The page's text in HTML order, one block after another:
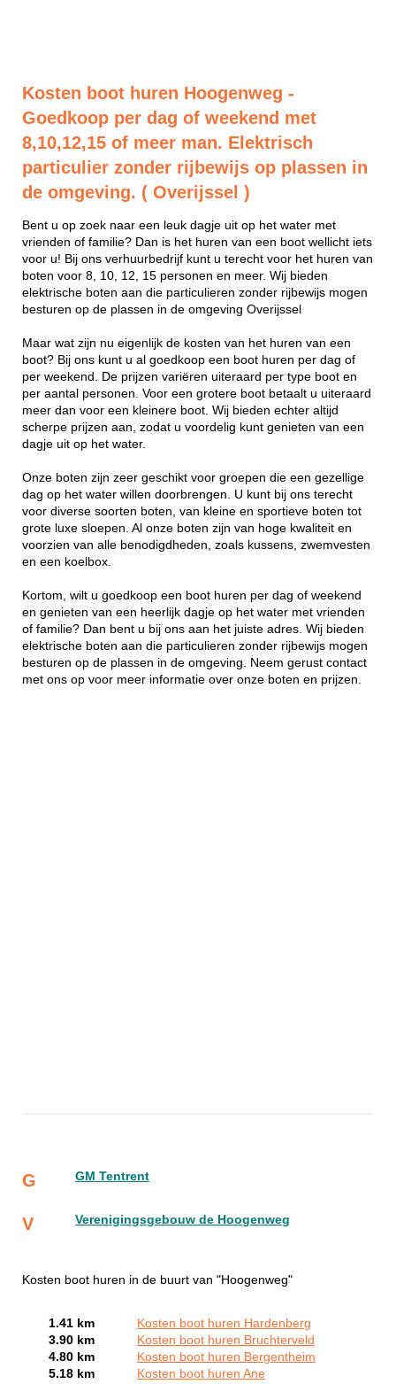
Kosten boot huren Hoogenweg -
Goedkoop per dag of weekend met
8,10,12,15 of meer man. Elektrisch
particulier zonder rijbewijs op plassen in
de omgeving. ( Overijssel )
Bent u op zoek naar een leuk dagje uit op het water met
vrienden of familie? Dan is het huren van een boot wellicht iets
voor u! Bij ons verhuurbedrijf kunt u terecht voor het huren van
boten voor 8, 10, 12, 15 personen en meer. Wij bieden
elektrische boten aan die particulieren zonder rijbewijs mogen
besturen op de plassen in de omgeving Overijssel
Maar wat zijn nu eigenlijk de kosten van het huren van een
boot? Bij ons kunt u al goedkoop een boot huren per dag of
per weekend. De prijzen variëren uiteraard per type boot en
per aantal personen. Voor een grotere boot betaalt u uiteraard
meer dan voor een kleinere boot. Wij bieden echter altijd
scherpe prijzen aan, zodat u voordelig kunt genieten van een
dagje uit op het water.
Onze boten zijn zeer geschikt voor groepen die een gezellige
dag op het water willen doorbrengen. U kunt bij ons terecht
voor diverse soorten boten, van kleine en sportieve boten tot
grote luxe sloepen. Al onze boten zijn van hoge kwaliteit en
voorzien van alle benodigdheden, zoals kussens, zwemvesten
en een koelbox.
Kortom, wilt u goedkoop een boot huren per dag of weekend
en genieten van een heerlijk dagje op het water met vrienden
of familie? Dan bent u bij ons aan het juiste adres. Wij bieden
elektrische boten aan die particulieren zonder rijbewijs mogen
besturen op de plassen in de omgeving. Neem gerust contact
met ons op voor meer informatie over onze boten en prijzen.
G GM Tentrent
V Verenigingsgebouw de Hoogenweg
Kosten boot huren in de buurt van "Hoogenweg"
1.41 km
Kosten boot huren Hardenberg
3.90 km
Kosten boot huren Bruchterveld
4.80 km
Kosten boot huren Bergentheim
5.18 km
Kosten boot huren Ane